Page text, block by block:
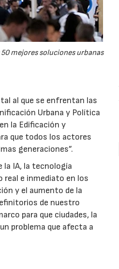
mejores soluciones urbanas
al que se enfrentan las
Urbana y Política
la Edificación y
que todos los actores
generaciones”.
la IA, la tecnología
real e inmediato en los
y el aumento de la
de nuestro
para que ciudades, la
problema que afecta a